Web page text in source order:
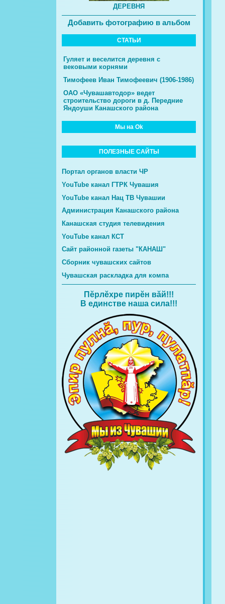
ДЕРЕВНЯ
Добавить фотографию в альбом
СТАТЬИ
Гуляет и веселится деревня с
вековыми корнями
Тимофеев Иван Тимофеевич (1906-1986)
ОАО «Чувашавтодор» ведет
строительство дороги в д. Передние
Яндоуши Канашского района
Мы на Ok
ПОЛЕЗНЫЕ САЙТЫ
Портал органов власти ЧР
YouTube канал ГТРК Чувашия
YouTube канал Нац ТВ Чувашии
Администрация Канашского района
Канашская студия телевидения
YouTube канал КСТ
Сайт районной газеты "КАНАШ"
Сборник чувашских сайтов
Чувашская раскладка для компа
Пĕрлĕхре пирĕн вăй!!!
В единстве наша сила!!!